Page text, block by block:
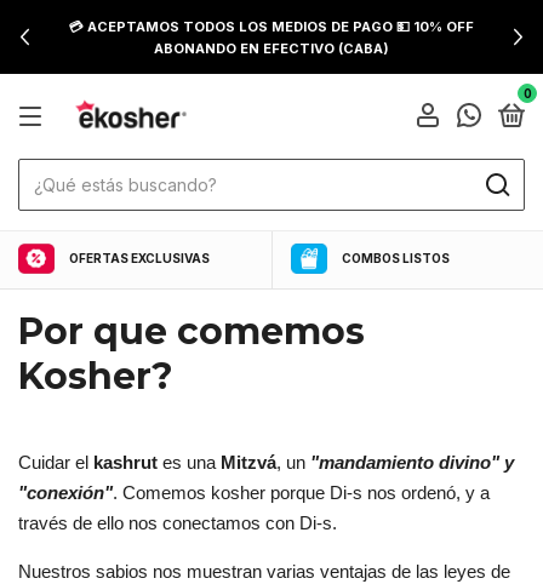
💳 ACEPTAMOS TODOS LOS MEDIOS DE PAGO 💵 10% OFF
ABONANDO EN EFECTIVO (CABA)
0
OFERTAS EXCLUSIVAS COMBOS LISTOS
Por que comemos
Kosher?
Cuidar el kashrut es una Mitzvá, un "mandamiento divino" y
"conexión". Comemos kosher porque Di-s nos ordenó, y a
través de ello nos conectamos con Di-s.
Nuestros sabios nos muestran varias ventajas de las leyes de